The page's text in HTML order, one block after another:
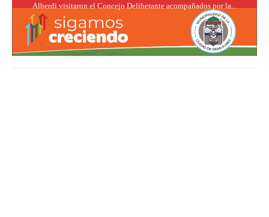
Alberdi visitaron el Concejo Deliberante acompañados por la...